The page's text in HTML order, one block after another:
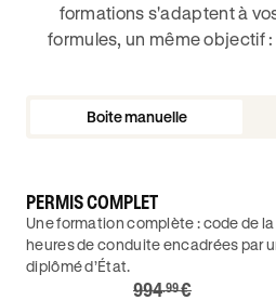
formations s'adaptent à
formules, un même objectif :
Boite manuelle
PERMIS COMPLET
Une formation complète : code de
heures de conduite encadrées par
diplômé d’État.
994 .99€